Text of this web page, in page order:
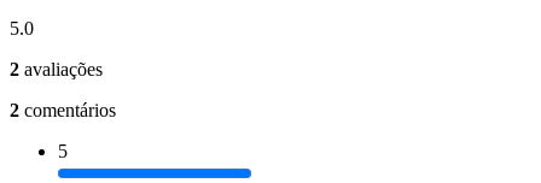
5.0
2 avaliações
2 comentários
5